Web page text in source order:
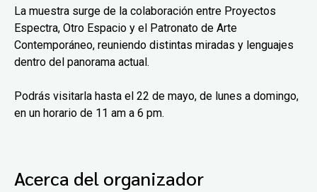
La muestra surge de la colaboración entre Proyectos
Espectra, Otro Espacio y el Patronato de Arte
Contemporáneo, reuniendo distintas miradas y lenguajes
dentro del panorama actual.
Podrás visitarla hasta el 22 de mayo, de lunes a domingo,
en un horario de 11 am a 6 pm.
Acerca del organizador